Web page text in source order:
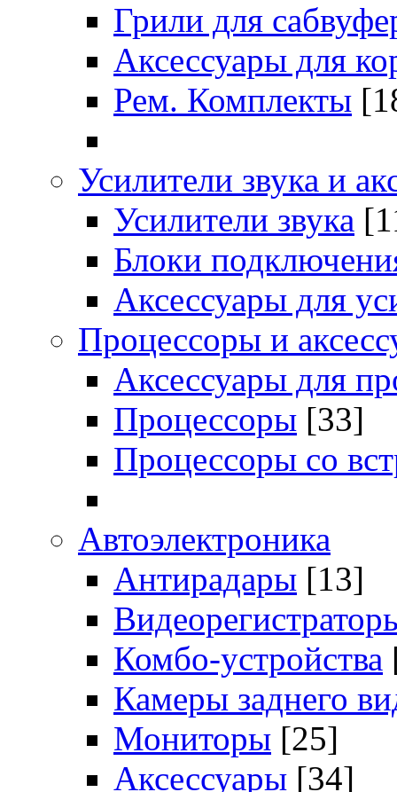
Грили для
Аксессуары для
Рем. Комплекты
Усилители звука и
Усилители звука
Блоки
Аксессуары для
Процессоры и
Аксессуары для
Процессоры [33]
Процессоры со
Автоэлектроника
Антирадары [13]
Комбо-устройства
Камеры заднего
Мониторы [25]
Аксессуары [34]